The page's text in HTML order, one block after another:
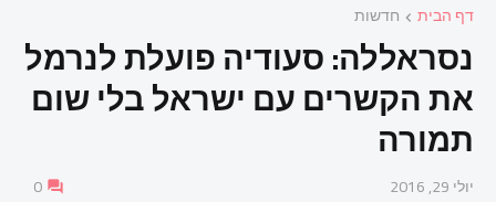
דף הבית חדשות
נסראללה: סעודיה פועלת לנרמל
את הקשרים עם ישראל בלי שום
תמורה
יולי 29, 2016 0